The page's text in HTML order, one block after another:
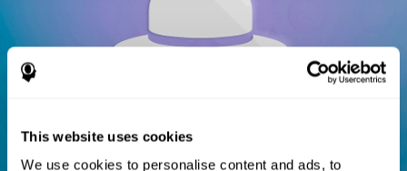
This website uses cookies
We use cookies to personalise content and ads, to